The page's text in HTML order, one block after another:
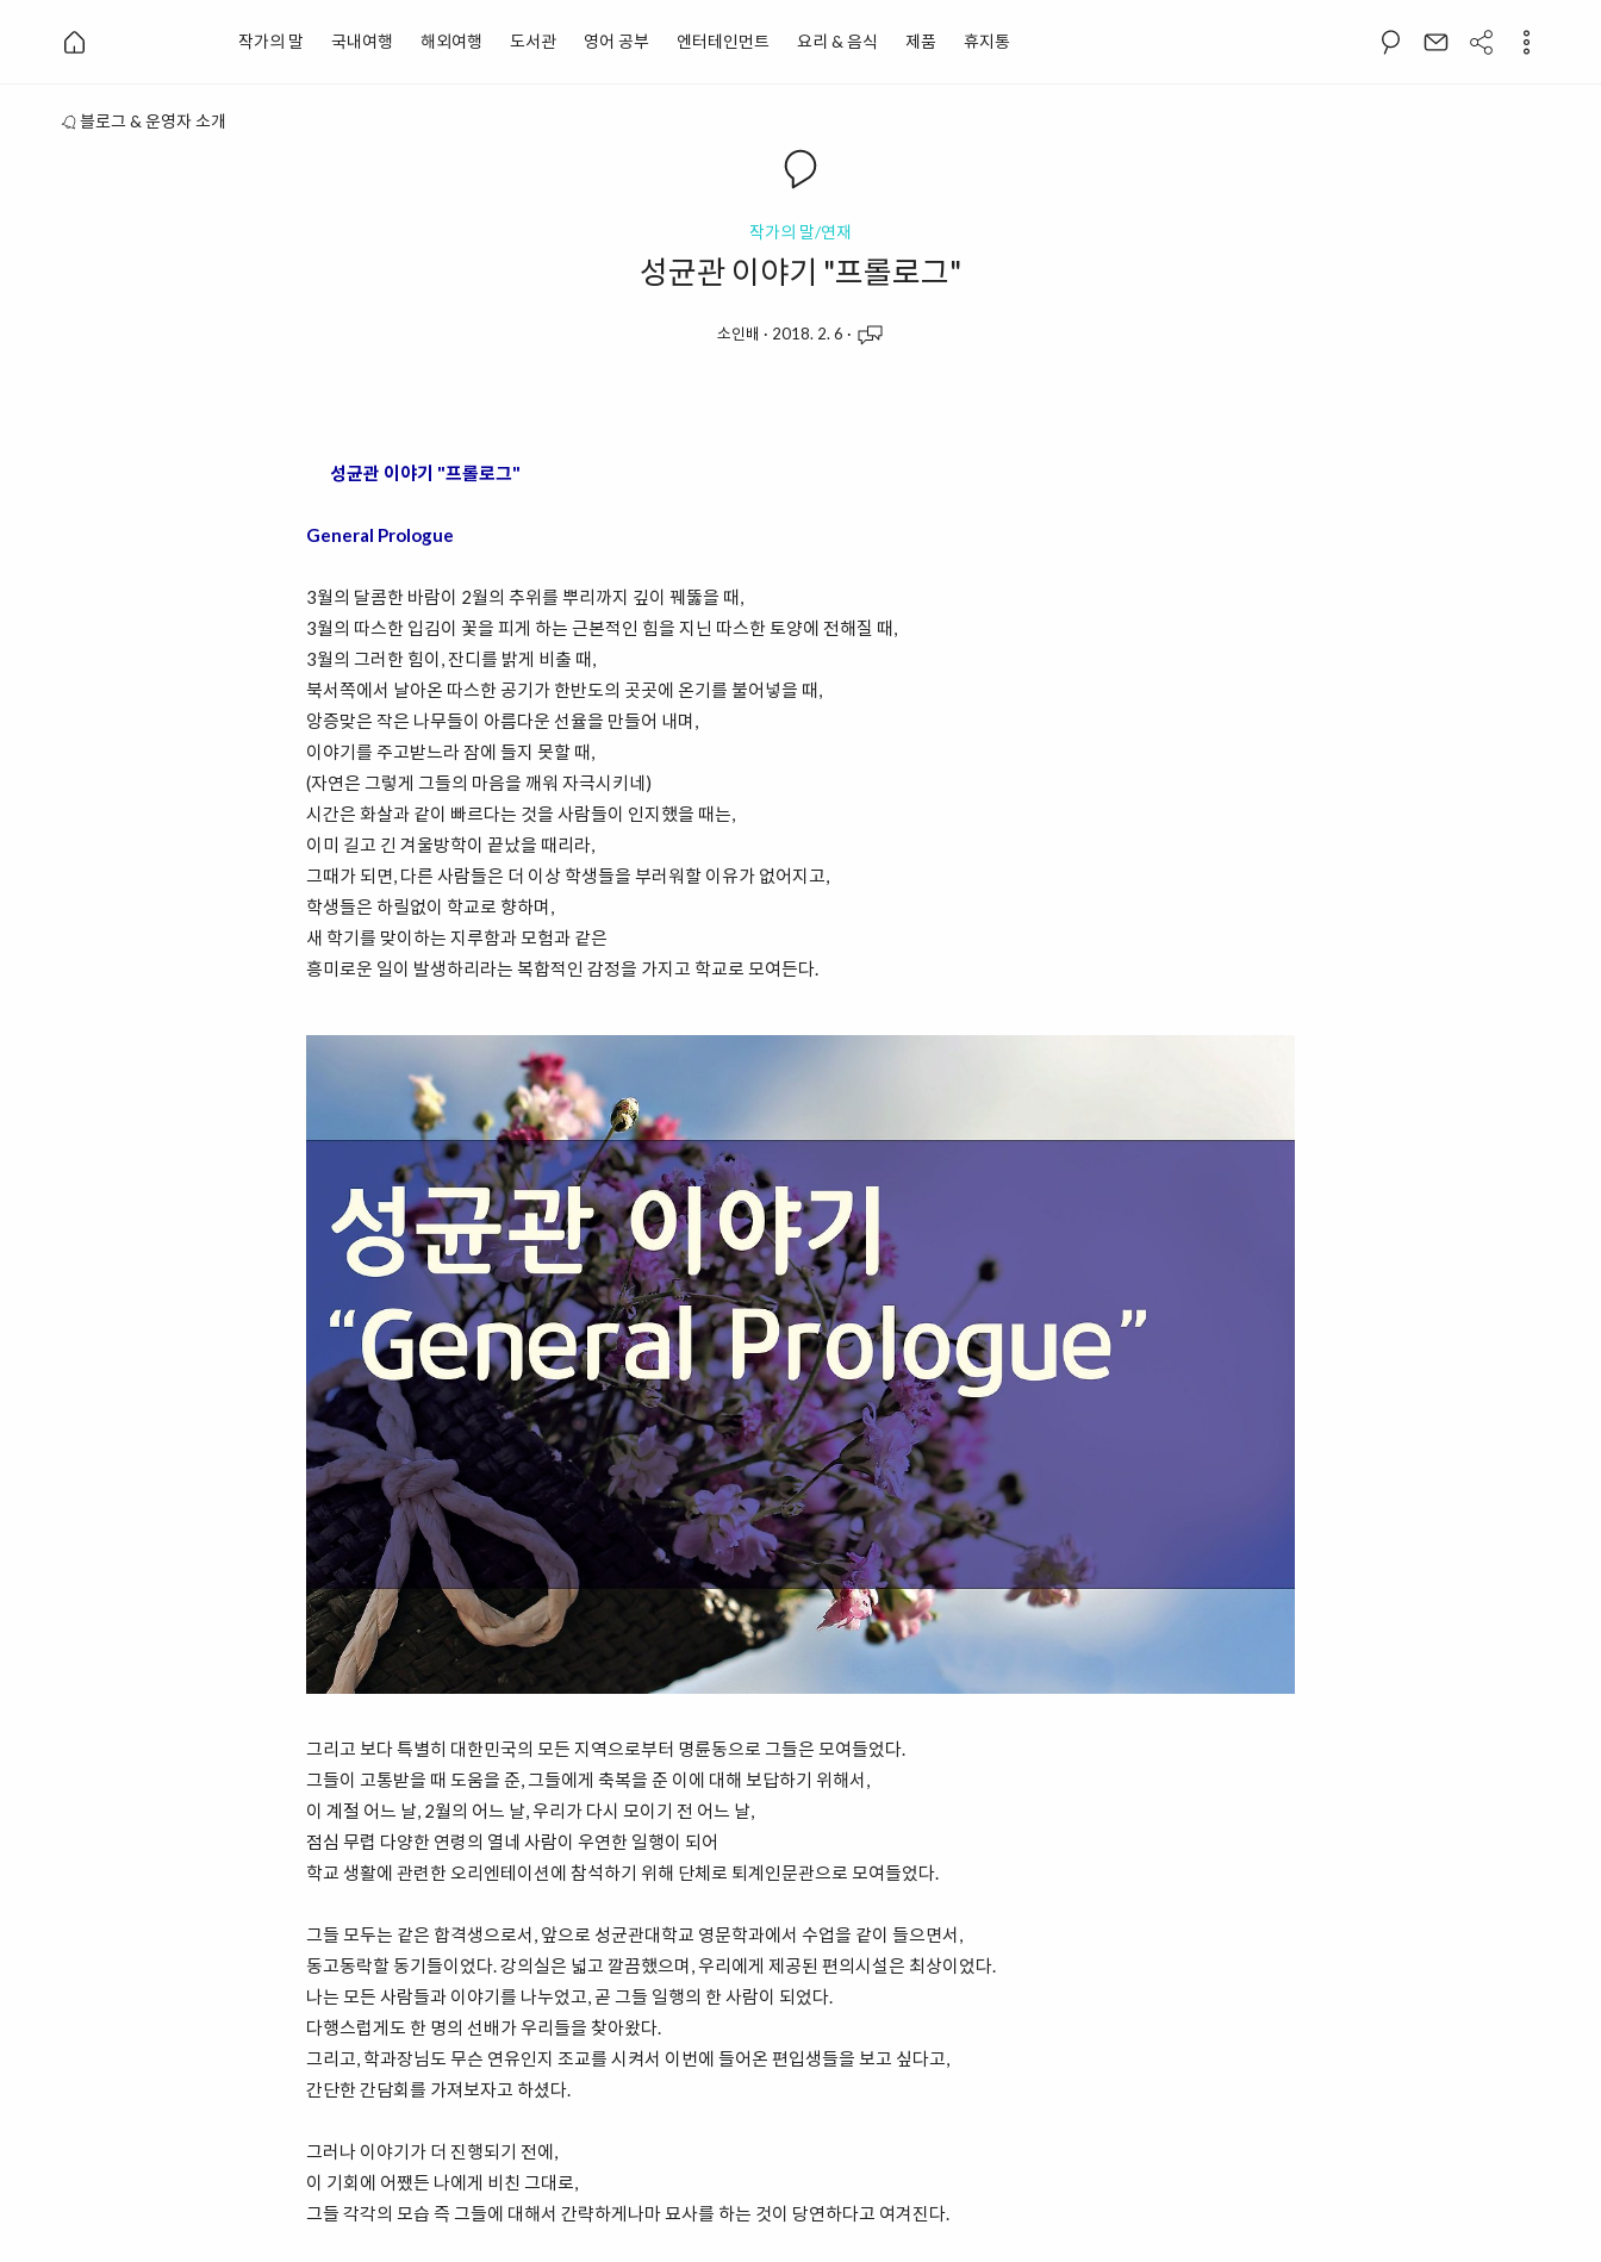
작가의 말 국내여행 해외여행 도서관 영어 공부 엔터테인먼트 요리 & 음식 제품 휴지통
블로그 & 운영자 소개
작가의 말/연재
성균관 이야기 "프롤로그"
소인배 · 2018. 2. 6 ·
성균관 이야기 "프롤로그"
General Prologue
3월의 달콤한 바람이 2월의 추위를 뿌리까지 깊이 꿰뚫을 때,
3월의 따스한 입김이 꽃을 피게 하는 근본적인 힘을 지닌 따스한 토양에 전해질 때,
3월의 그러한 힘이, 잔디를 밝게 비출 때,
북서쪽에서 날아온 따스한 공기가 한반도의 곳곳에 온기를 불어넣을 때,
앙증맞은 작은 나무들이 아름다운 선율을 만들어 내며,
이야기를 주고받느라 잠에 들지 못할 때,
(자연은 그렇게 그들의 마음을 깨워 자극시키네)
시간은 화살과 같이 빠르다는 것을 사람들이 인지했을 때는,
이미 길고 긴 겨울방학이 끝났을 때리라,
그때가 되면, 다른 사람들은 더 이상 학생들을 부러워할 이유가 없어지고,
학생들은 하릴없이 학교로 향하며,
새 학기를 맞이하는 지루함과 모험과 같은
흥미로운 일이 발생하리라는 복합적인 감정을 가지고 학교로 모여든다.
그리고 보다 특별히 대한민국의 모든 지역으로부터 명륜동으로 그들은 모여들었다.
그들이 고통받을 때 도움을 준, 그들에게 축복을 준 이에 대해 보답하기 위해서,
이 계절 어느 날, 2월의 어느 날, 우리가 다시 모이기 전 어느 날,
점심 무렵 다양한 연령의 열네 사람이 우연한 일행이 되어
학교 생활에 관련한 오리엔테이션에 참석하기 위해 단체로 퇴계인문관으로 모여들었다.
그들 모두는 같은 합격생으로서, 앞으로 성균관대학교 영문학과에서 수업을 같이 들으면서,
동고동락할 동기들이었다. 강의실은 넓고 깔끔했으며, 우리에게 제공된 편의시설은 최상이었다.
나는 모든 사람들과 이야기를 나누었고, 곧 그들 일행의 한 사람이 되었다.
다행스럽게도 한 명의 선배가 우리들을 찾아왔다.
그리고, 학과장님도 무슨 연유인지 조교를 시켜서 이번에 들어온 편입생들을 보고 싶다고,
간단한 간담회를 가져보자고 하셨다.
그러나 이야기가 더 진행되기 전에,
이 기회에 어쨌든 나에게 비친 그대로,
그들 각각의 모습 즉 그들에 대해서 간략하게나마 묘사를 하는 것이 당연하다고 여겨진다.